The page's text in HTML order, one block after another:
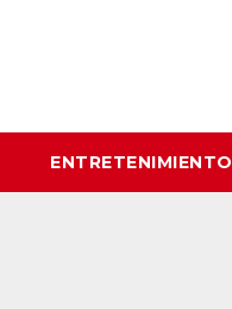
ENTRETENIMIENTO